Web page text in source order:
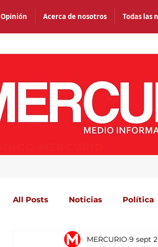
Opinión Acerca de nosotros Todas las
All Posts Noticias Política
Agricultura México
MERCURIO 9 sept